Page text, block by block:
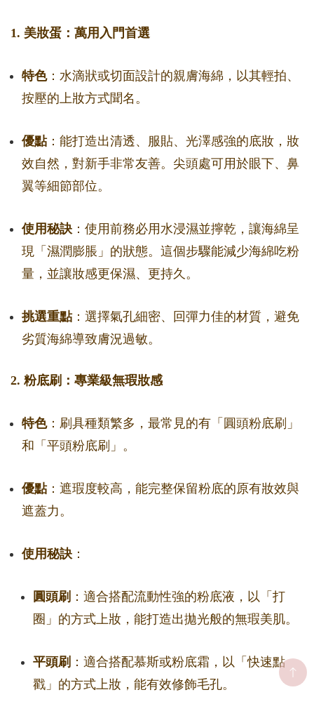
1. 美妝蛋：萬用入門首選
特色：水滴狀或切面設計的親膚海綿，以其輕拍、
按壓的上妝方式聞名。
優點：能打造出清透、服貼、光澤感強的底妝，妝
效自然，對新手非常友善。尖頭處可用於眼下、鼻
翼等細節部位。
使用秘訣 ：使用前務必用水浸濕並擰乾，讓海綿呈
現「濕潤膨脹」的狀態。這個步驟能減少海綿吃粉
量，並讓妝感更保濕、更持久。
挑選重點：選擇氣孔細密、回彈力佳的材質，避免
劣質海綿導致膚況過敏。
2. 粉底刷：專業級無瑕妝感
特色：刷具種類繁多，最常見的有「圓頭粉底刷」
和「平頭粉底刷」。
優點：遮瑕度較高，能完整保留粉底的原有妝效與
遮蓋力。
使用秘訣 ：
圓頭刷 ：適合搭配流動性強的粉底液，以「打
圈」的方式上妝，能打造出拋光般的無瑕美肌。
平頭刷 ：適合搭配慕斯或粉底霜，以「快速點
戳」的方式上妝，能有效修飾毛孔。